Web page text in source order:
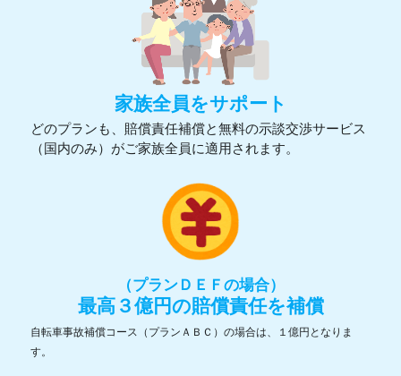
家族全員をサポート
どのプランも、賠償責任補償と無料の示談交渉サービス
（国内のみ）がご家族全員に適用されます。
（プランＤＥＦの場合）
最高３億円の賠償責任を補償
自転車事故補償コース（プランＡＢＣ）の場合は、１億円となりま
す。